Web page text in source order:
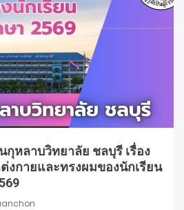
กุหลาบวิทยาลัย ชลบุรี เรื่อง
งกายและทรงผมของนักเรียน